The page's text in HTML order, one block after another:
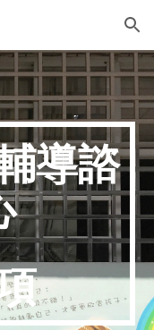
Skip to navigation
導諮